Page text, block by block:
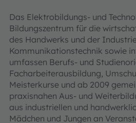
Das Elektrobildungs- und
Bildungszentrum für die
des Handwerks und der
Kommunikationstechnik sowie
umfassen Berufs- und
Facharbeiterausbildung,
Meisterkurse und ab 2009
praxisnahen Aus- und
aus industriellen und
Mädchen und Jungen an